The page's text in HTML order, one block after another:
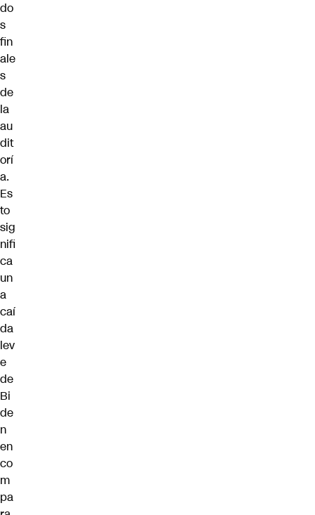
do
s
fin
ale
s
de
la
au
dit
orí
a.
Es
to
sig
nifi
ca
un
a
caí
da
lev
e
de
Bi
de
n
en
co
m
pa